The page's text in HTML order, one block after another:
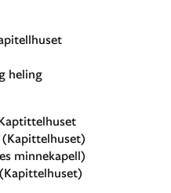
heling
minnekapell)